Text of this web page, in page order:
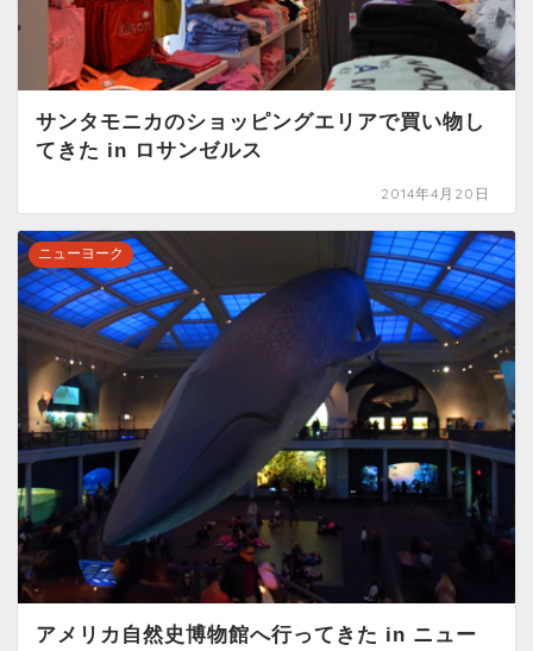
サンタモニカのショッピングエリアで買い物し
てきた in ロサンゼルス
2014年4月20日
ニューヨーク
アメリカ自然史博物館へ行ってきた in ニュー